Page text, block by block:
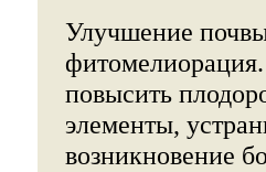
Улучшение
повысить
элементы,
возникновение